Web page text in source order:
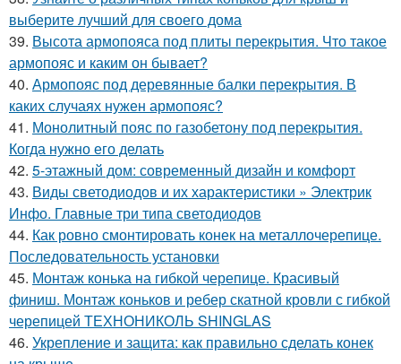
выберите лучший для своего дома
39. Высота армопояса под плиты перекрытия. Что такое
армопояс и каким он бывает?
40. Армопояс под деревянные балки перекрытия. В
каких случаях нужен армопояс?
41. Монолитный пояс по газобетону под перекрытия.
Когда нужно его делать
42. 5-этажный дом: современный дизайн и комфорт
43. Виды светодиодов и их характеристики » Электрик
Инфо. Главные три типа светодиодов
44. Как ровно смонтировать конек на металлочерепице.
Последовательность установки
45. Монтаж конька на гибкой черепице. Красивый
финиш. Монтаж коньков и ребер скатной кровли с гибкой
черепицей ТЕХНОНИКОЛЬ SHINGLAS
46. Укрепление и защита: как правильно сделать конек